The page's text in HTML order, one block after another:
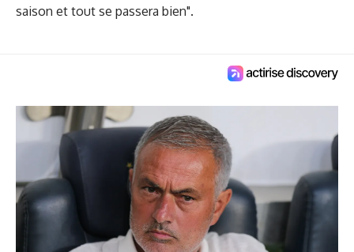
saison et tout se passera bien".